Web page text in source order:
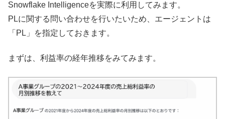
Snowflake Intelligenceを実際に利用してみます。
PLに関する問い合わせを行いたいため、エージェントは
「PL」を指定しておきます。
まずは、利益率の経年推移をみてみます。